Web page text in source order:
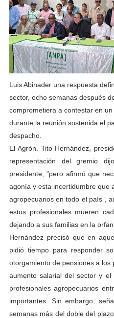
Luis Abinader una respuesta
sector, ocho semanas después
comprometiera a contestar en
durante la reunión sostenida el
despacho.
El Agrón. Tito Hernández,
representación del gremio
presidente, "pero afirmó que
agonía y esta incertidumbre que
agropecuarios en todo el país”,
estos profesionales mueren
dejando a sus familias en la
Hernández precisó que en
pidió tiempo para responder
otorgamiento de pensiones a
aumento salarial del sector y
profesionales agropecuarios
importantes. Sin embargo,
semanas más del doble del